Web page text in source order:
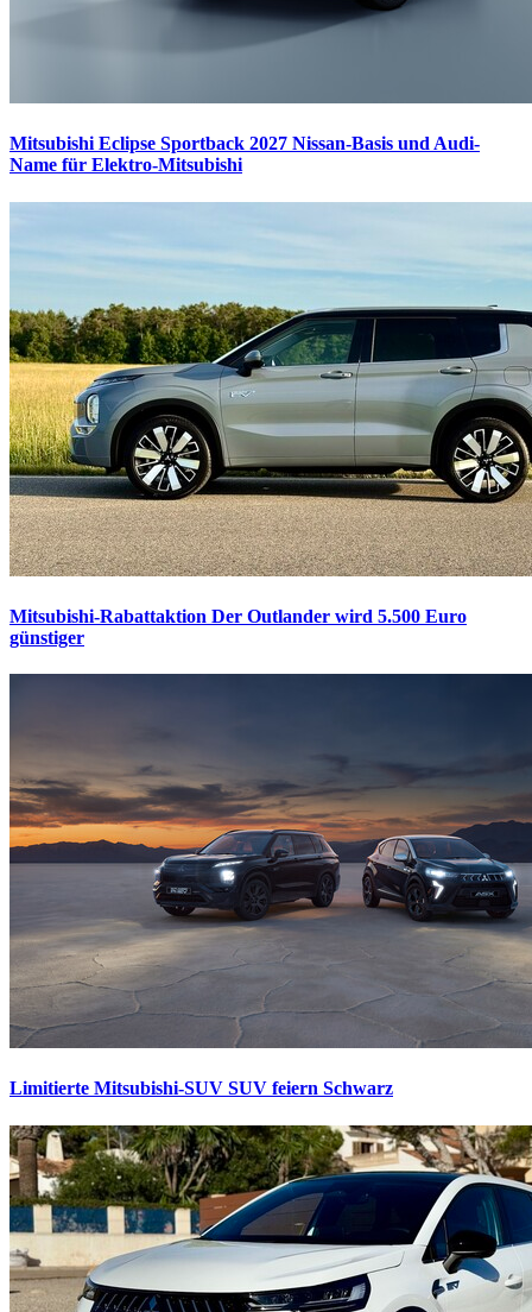
Mitsubishi Eclipse Sportback 2027 Nissan-Basis und Audi-
Name für Elektro-Mitsubishi
Mitsubishi-Rabattaktion Der Outlander wird 5.500 Euro
günstiger
Limitierte Mitsubishi-SUV SUV feiern Schwarz